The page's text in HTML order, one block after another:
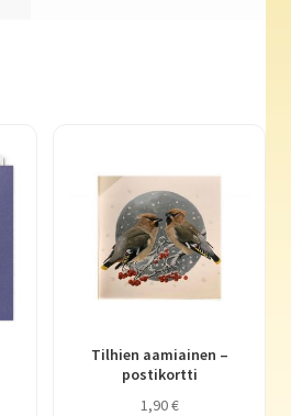
Tilhien aamiainen –
postikortti
1,90€